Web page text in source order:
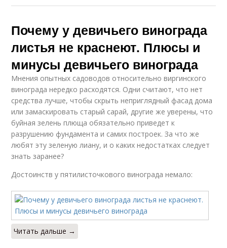
Почему у девичьего винограда
листья не краснеют. Плюсы и
минусы девичьего винограда
Мнения опытных садоводов относительно виргинского
винограда нередко расходятся. Одни считают, что нет
средства лучше, чтобы скрыть неприглядный фасад дома
или замаскировать старый сарай, другие же уверены, что
буйная зелень плюща обязательно приведет к
разрушению фундамента и самих построек. За что же
любят эту зеленую лиану, и о каких недостатках следует
знать заранее?
Достоинств у пятилисточкового винограда немало:
Читать дальше →